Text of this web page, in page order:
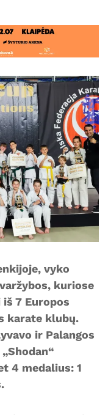
vyko
kuriose
7 Europos
karate klubų.
ir Palangos
4 medalius: 1